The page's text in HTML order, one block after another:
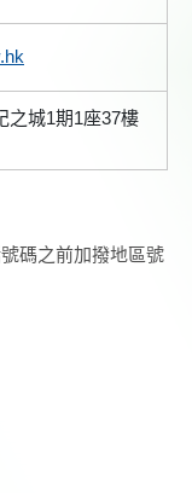
之城1期1座37樓
碼之前加撥地區號